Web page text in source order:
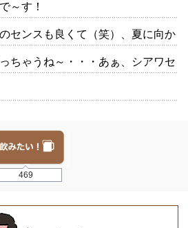
～す！
センスも良くて（笑）、夏に向か
ちゃうね～・・・あぁ、シアワセ
469